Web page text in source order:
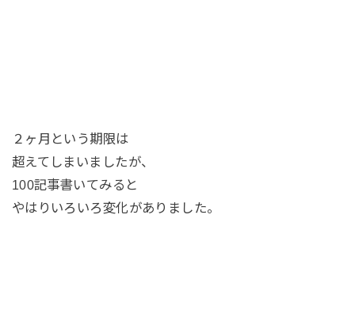
２ヶ月という期限は
超えてしまいましたが、
100記事書いてみると
やはりいろいろ変化がありました。